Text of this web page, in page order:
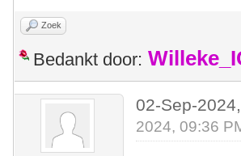
Zoek
Bedankt door:
02-Sep-
2024, 09:36